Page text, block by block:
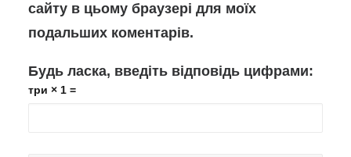
сайту в цьому браузері для моїх
подальших коментарів.
Будь ласка, введіть відповідь цифрами:
три × 1 =